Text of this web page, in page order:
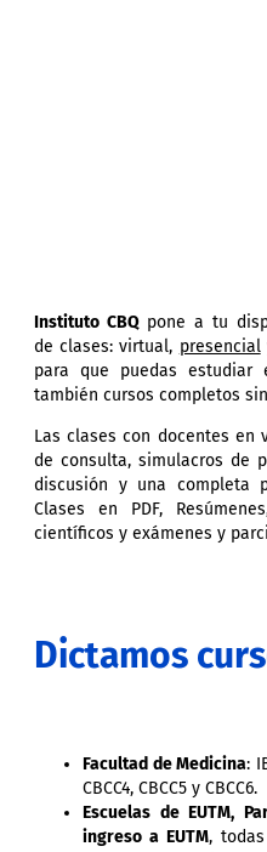
Instituto CBQpone a tu
de clases: virtual, presencial
para que puedas estudiar
también cursos completos
Las clases con docentes en
de consulta, simulacros de
discusión y una completa
Clases en PDF,
científicos y exámenes y
Dictamos
Facultad de Medicina:
CBCC4, CBCC5 y CBCC6.
Escuelas de EUTM,
ingreso a EUTM, todas